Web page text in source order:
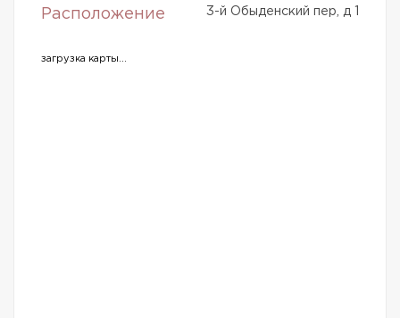
Расположение 3-й Обыденский пер, д 1
загрузка карты...